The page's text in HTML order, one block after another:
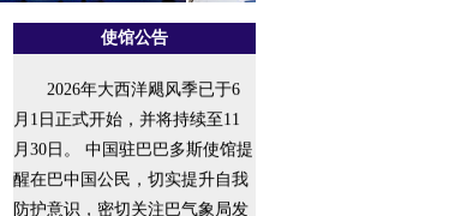
使馆公告
2026年大西洋飓风季已于6
月1日正式开始，并将持续至11
月30日。 中国驻巴巴多斯使馆提
醒在巴中国公民，切实提升自我
防护意识，密切关注巴气象局发